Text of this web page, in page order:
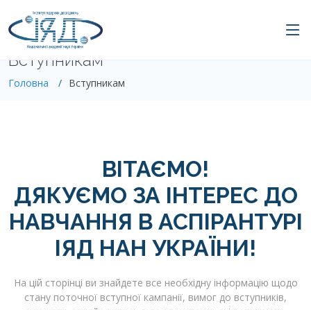
Вступникам
Головна Вступникам
ВІТАЄМО!
ДЯКУЄМО ЗА ІНТЕРЕС ДО
НАВЧАННЯ В АСПІРАНТУРІ
ІЯД НАН УКРАЇНИ!
На цій сторінці ви знайдете все необхідну інформацію щодо
стану поточної вступної кампанії, вимог до вступників,